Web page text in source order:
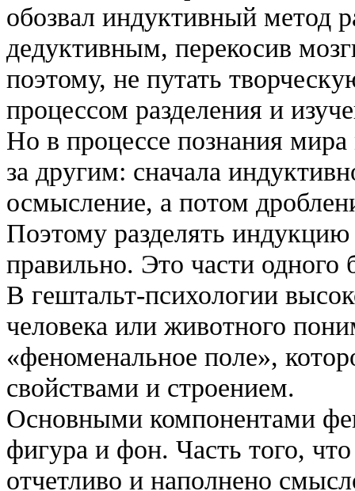
обозвал индуктивный метод
дедуктивным, перекосив
поэтому, не путать
процессом разделения и
Но в процессе познания
за другим: сначала
осмысление, а потом
Поэтому разделять
правильно. Это части одного
В гештальт-психологии
человека или животного
«феноменальное поле»,
свойствами и строением.
Основными компонентами
фигура и фон. Часть того,
отчетливо и наполнено